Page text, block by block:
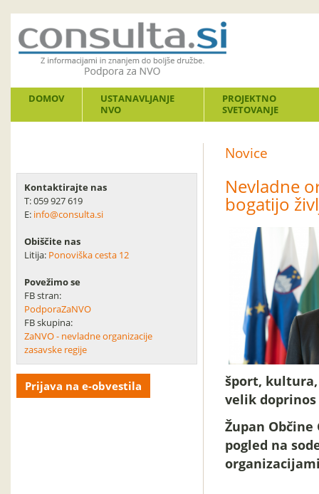
DOMOV
USTANAVLJANJE
NVO
PROJEKTNO
SVETOVANJE
Kontaktirajte nas
T: 059 927 619
E: info@consulta.si
Obiščite nas
Litija: Ponoviška cesta 12
Povežimo se
FB stran:
PodporaZaNVO
FB skupina:
ZaNVO - nevladne organizacije
zasavske regije
Prijava na e-obvestila
Novice
Nevladne
bogatijo
šport,
velik
Župan
pogled na